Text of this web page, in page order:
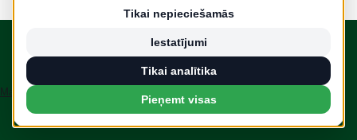
Tikai nepieciešamās
Iestatījumi
Tikai analītika
Pieņemt visas
Mainīt sīkdatņu iestatījumus